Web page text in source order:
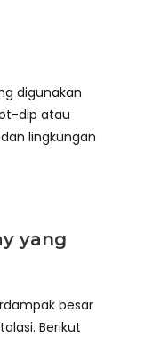
digunakan
dip atau
lingkungan
yang
besar
Berikut